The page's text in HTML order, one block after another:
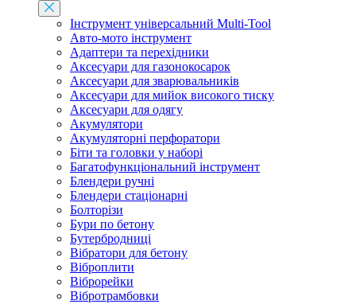
Інструмент універсальний Multi-Tool
Авто-мото інструмент
Адаптери та перехідники
Аксесуари для газонокосарок
Аксесуари для зварювальників
Аксесуари для мийок високого тиску
Аксесуари для одягу
Акумулятори
Акумуляторні перфоратори
Біти та головки у наборі
Багатофункціональний інструмент
Блендери ручні
Блендери стаціонарні
Болторізи
Бури по бетону
Бутербродниці
Вібратори для бетону
Віброплити
Віброрейки
Вібротрамбовки